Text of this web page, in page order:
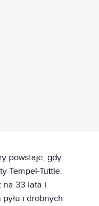
powstaje, gdy
Tempel-Tuttle.
na 33 lata i
i drobnych